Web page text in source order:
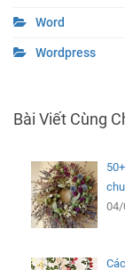
Word
Wordpress
Bài Viết Cùng
04/